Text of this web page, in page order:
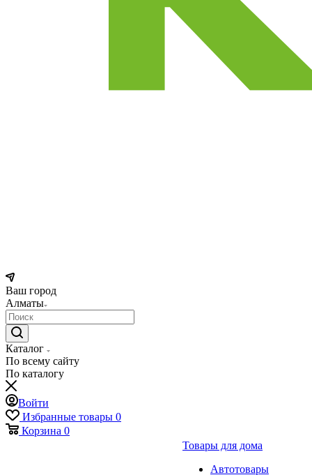
Ваш город
Алматы
Каталог
По всему сайту
По каталогу
Войти
Избранные товары 0
Корзина 0
Товары для дома
Автотовары